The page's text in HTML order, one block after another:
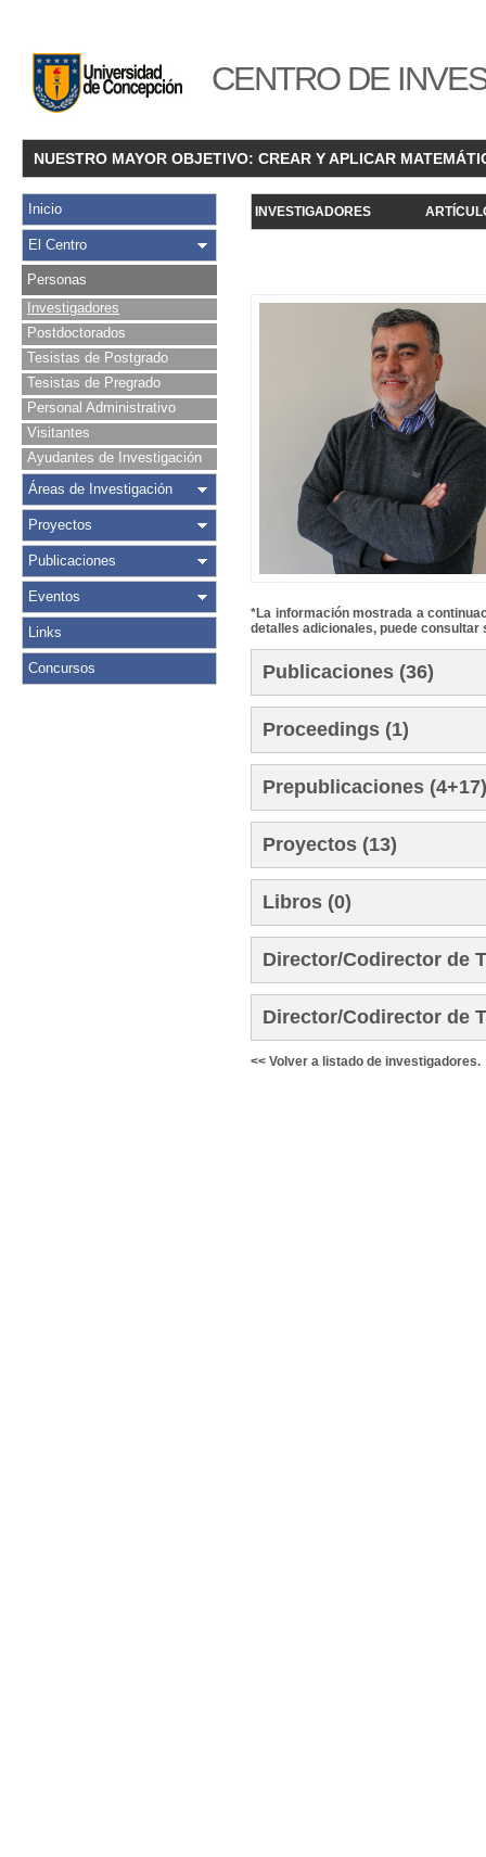
CENTRO DE
NUESTRO MAYOR OBJETIVO: CREAR Y APLICAR
Inicio
El Centro
Personas
Investigadores
Postdoctorados
Tesistas de Postgrado
Tesistas de Pregrado
Personal Administrativo
Visitantes
Ayudantes de Investigación
Áreas de Investigación
Proyectos
Publicaciones
Eventos
Links
Concursos
INVESTIGADORES
*La información mostrada a
detalles adicionales, puede consultar
Publicaciones (36)
Proceedings (1)
Prepublicaciones (4+17)
Proyectos (13)
Libros (0)
Director/Codirector de
Director/Codirector de
<< Volver a listado de investigadores.